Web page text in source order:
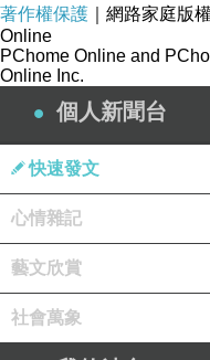
著作權保護 ｜網路家庭版
Online
PChome Online and
Online Inc.
個人新聞台
快速發文
心情雜記
藝文欣賞
社會萬象